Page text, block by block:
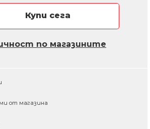
Купи сега
по магазините
от магазина